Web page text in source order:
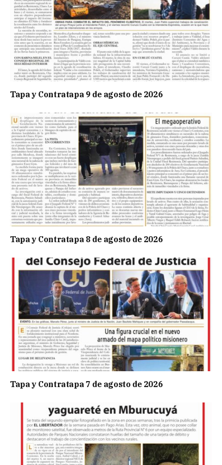
Tapa y Contratapa 9 de agosto de 2026
Tapa y Contratapa 8 de agosto de 2026
Tapa y Contratapa 7 de agosto de 2026